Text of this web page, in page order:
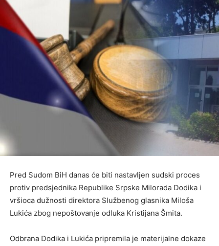
Pred Sudom BiH danas će biti nastavljen sudski proces
protiv predsjednika Republike Srpske Milorada Dodika i
vršioca dužnosti direktora Službenog glasnika Miloša
Lukića zbog nepoštovanje odluka Kristijana Šmita.
Odbrana Dodika i Lukića pripremila je materijalne dokaze